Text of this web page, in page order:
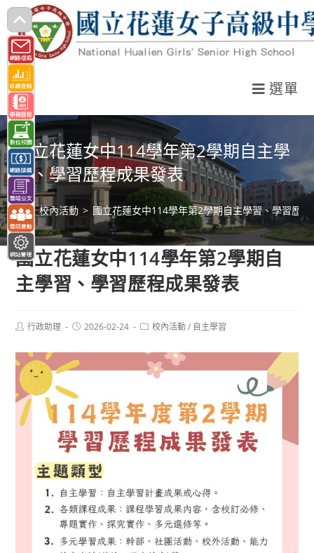
跳
轉
至
主
要
內
容
選單
國立花蓮女中114學年第2學期自主學
習、學習歷程成果發表
> 校內活動 > 國立花蓮女中114學年第2學期自主學習、學習歷
國立花蓮女中114學年第2學期自
主學習、學習歷程成果發表
Post行政助理
Post2026-02-24
Post校內活動 / 自主學習